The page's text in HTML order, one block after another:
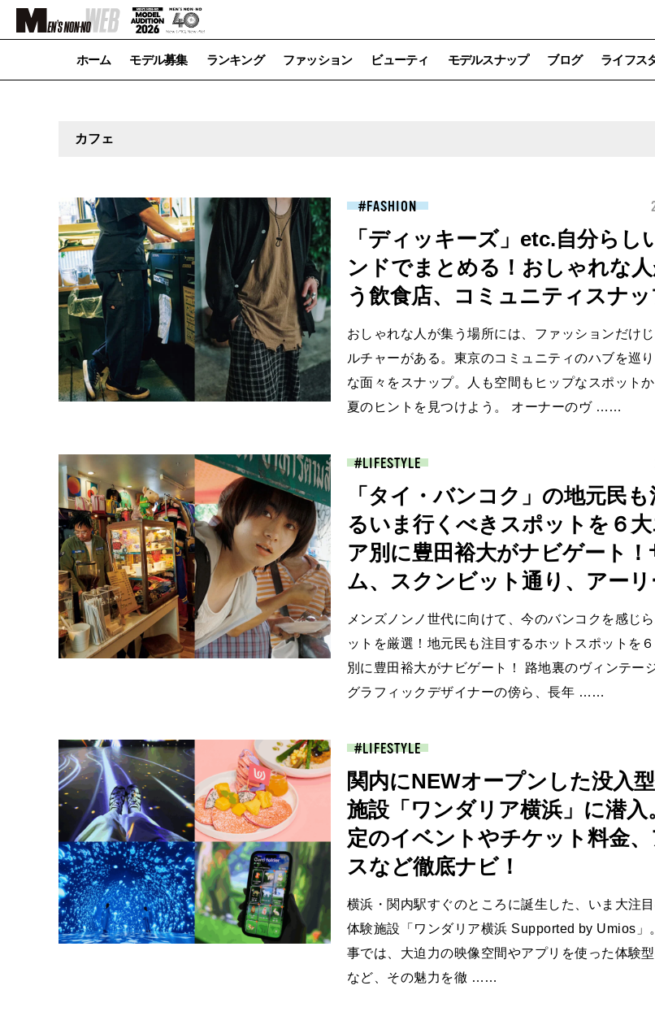
ホーム モデル募集 ランキング ファッション ビューティ モデルスナップ ブログ ライフス
カフェ
FASHION
「ディッキーズ」etc.自分らし
ンドでまとめる！おしゃれな
う飲食店、コミュニティスナッ
おしゃれな人が集う場所には、ファッションだけ
ルチャーがある。東京のコミュニティのハブを巡
な面々をスナップ。人も空間もヒップなスポット
夏のヒントを見つけよう。 オーナーのヴ ……
LIFESTYLE
「タイ・バンコク」の地元民
るいま行くべきスポットを６大
ア別に豊田裕大がナビゲート！
ム、スクンビット通り、アーリ
メンズノンノ世代に向けて、今のバンコクを感じ
ットを厳選！地元民も注目するホットスポットを
別に豊田裕大がナビゲート！ 路地裏のヴィンテー
グラフィックデザイナーの傍ら、長年 ……
LIFESTYLE
関内にNEWオープンした没入
施設「ワンダリア横浜」に潜入
定のイベントやチケット料金
スなど徹底ナビ！
横浜・関内駅すぐのところに誕生した、いま大注
体験施設「ワンダリア横浜 Supported by Umios」
事では、大迫力の映像空間やアプリを使った体験
など、その魅力を徹 ……